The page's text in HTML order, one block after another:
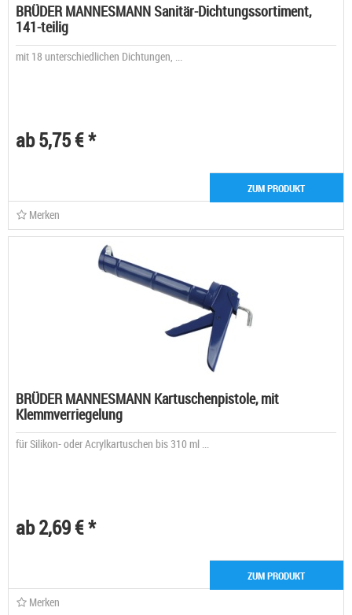
BRÜDER MANNESMANN Sanitär-Dichtungssortiment,
141-teilig
mit 18 unterschiedlichen Dichtungen, ...
ab 5,75 € *
ZUM PRODUKT
Merken
BRÜDER MANNESMANN Kartuschenpistole, mit
Klemmverriegelung
für Silikon- oder Acrylkartuschen bis 310 ml ...
ab 2,69 € *
ZUM PRODUKT
Merken